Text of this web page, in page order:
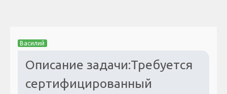
Василий
Описание задачи:Требуется
сертифицированный